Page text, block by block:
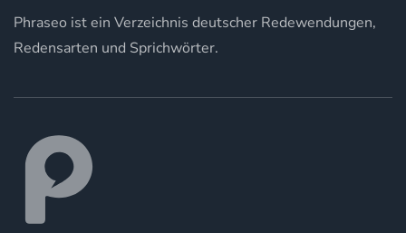
Phraseo ist ein Verzeichnis deutscher Redewendungen,
Redensarten und Sprichwörter.